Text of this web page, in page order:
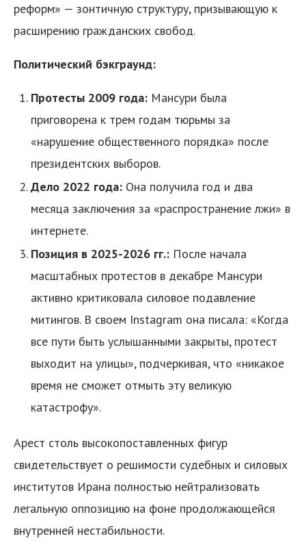
реформ» — зонтичную структуру, призывающую к
расширению гражданских свобод.
Политический бэкграунд:
Протесты 2009 года: Мансури была
приговорена к трем годам тюрьмы за
«нарушение общественного порядка» после
президентских выборов.
Дело 2022 года: Она получила год и два
месяца заключения за «распространение лжи» в
интернете.
Позиция в 2025-2026 гг.: После начала
масштабных протестов в декабре Мансури
активно критиковала силовое подавление
митингов. В своем Instagram она писала: «Когда
все пути быть услышанными закрыты, протест
выходит на улицы», подчеркивая, что «никакое
время не сможет отмыть эту великую
катастрофу».
Арест столь высокопоставленных фигур
свидетельствует о решимости судебных и силовых
институтов Ирана полностью нейтрализовать
легальную оппозицию на фоне продолжающейся
внутренней нестабильности.